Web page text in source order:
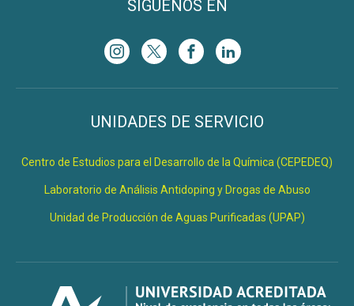
SÍGUENOS EN
UNIDADES DE SERVICIO
Centro de Estudios para el Desarrollo de la Química (CEPEDEQ)
Laboratorio de Análisis Antidoping y Drogas de Abuso
Unidad de Producción de Aguas Purificadas (UPAP)